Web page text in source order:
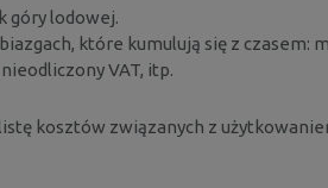
góry lodowej.
które kumulują się z czasem:
VAT, itp.
kosztów związanych z